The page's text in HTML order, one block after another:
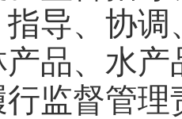
导、协
品、水
监督管理